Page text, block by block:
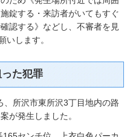
錠する・来訪者がいてもすぐ
認する》などし、不審者を見
いします。
た犯罪
所沢市東所沢3丁目地内の路
が発生しました。